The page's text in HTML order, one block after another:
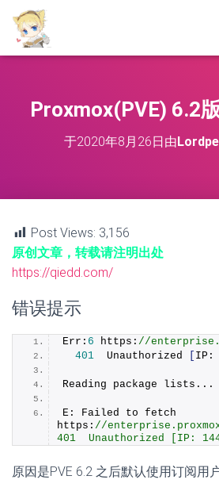
Proxmox(PVE) 6.2
于2020年8月26日由
Post Views: 3,156
原创文章，转载请注明出处
https://qiedd.com/
错误提示
Err: 6 https:
401
  Unauthorized
IP:
Reading package lists...
E: Failed to fetch
https: //
401  Unauthorized [IP:
原因是PVE 6.2 之后默认使用订阅用